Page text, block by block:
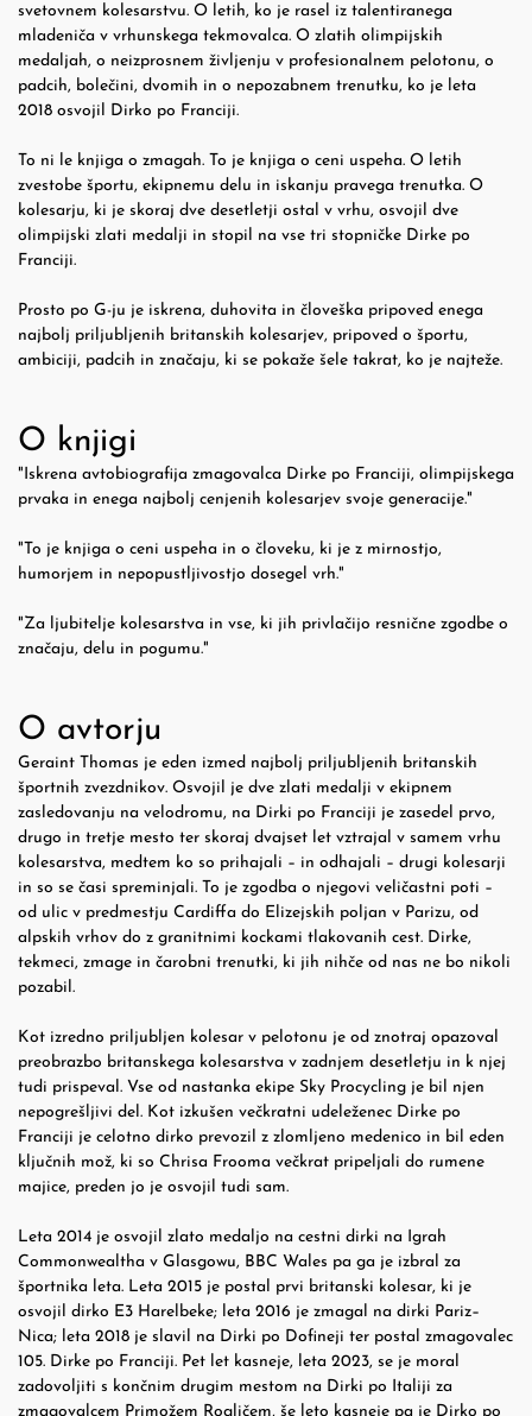
svetovnem kolesarstvu. O letih, ko je rasel iz talentiranega
mladeniča v vrhunskega tekmovalca. O zlatih olimpijskih
medaljah, o neizprosnem življenju v profesionalnem pelotonu, o
padcih, bolečini, dvomih in o nepozabnem trenutku, ko je leta
2018 osvojil Dirko po Franciji.
To ni le knjiga o zmagah. To je knjiga o ceni uspeha. O letih
zvestobe športu, ekipnemu delu in iskanju pravega trenutka. O
kolesarju, ki je skoraj dve desetletji ostal v vrhu, osvojil dve
olimpijski zlati medalji in stopil na vse tri stopničke Dirke po
Franciji.
Prosto po G-ju je iskrena, duhovita in človeška pripoved enega
najbolj priljubljenih britanskih kolesarjev, pripoved o športu,
ambiciji, padcih in značaju, ki se pokaže šele takrat, ko je najteže.
O knjigi
"Iskrena avtobiografija zmagovalca Dirke po Franciji, olimpijskega
prvaka in enega najbolj cenjenih kolesarjev svoje generacije."
"To je knjiga o ceni uspeha in o človeku, ki je z mirnostjo,
humorjem in nepopustljivostjo dosegel vrh."
"Za ljubitelje kolesarstva in vse, ki jih privlačijo resnične zgodbe o
značaju, delu in pogumu."
O avtorju
Geraint Thomas je eden izmed najbolj priljubljenih britanskih
športnih zvezdnikov. Osvojil je dve zlati medalji v ekipnem
zasledovanju na velodromu, na Dirki po Franciji je zasedel prvo,
drugo in tretje mesto ter skoraj dvajset let vztrajal v samem vrhu
kolesarstva, medtem ko so prihajali – in odhajali – drugi kolesarji
in so se časi spreminjali. To je zgodba o njegovi veličastni poti –
od ulic v predmestju Cardiffa do Elizejskih poljan v Parizu, od
alpskih vrhov do z granitnimi kockami tlakovanih cest. Dirke,
tekmeci, zmage in čarobni trenutki, ki jih nihče od nas ne bo nikoli
pozabil.
Kot izredno priljubljen kolesar v pelotonu je od znotraj opazoval
preobrazbo britanskega kolesarstva v zadnjem desetletju in k njej
tudi prispeval. Vse od nastanka ekipe Sky Procycling je bil njen
nepogrešljivi del. Kot izkušen večkratni udeleženec Dirke po
Franciji je celotno dirko prevozil z zlomljeno medenico in bil eden
ključnih mož, ki so Chrisa Frooma večkrat pripeljali do rumene
majice, preden jo je osvojil tudi sam.
Leta 2014 je osvojil zlato medaljo na cestni dirki na Igrah
Commonwealtha v Glasgowu, BBC Wales pa ga je izbral za
športnika leta. Leta 2015 je postal prvi britanski kolesar, ki je
osvojil dirko E3 Harelbeke; leta 2016 je zmagal na dirki Pariz–
Nica; leta 2018 je slavil na Dirki po Dofineji ter postal zmagovalec
105. Dirke po Franciji. Pet let kasneje, leta 2023, se je moral
zadovoljiti s končnim drugim mestom na Dirki po Italiji za
zmagovalcem Primožem Rogličem, še leto kasneje pa je Dirko po